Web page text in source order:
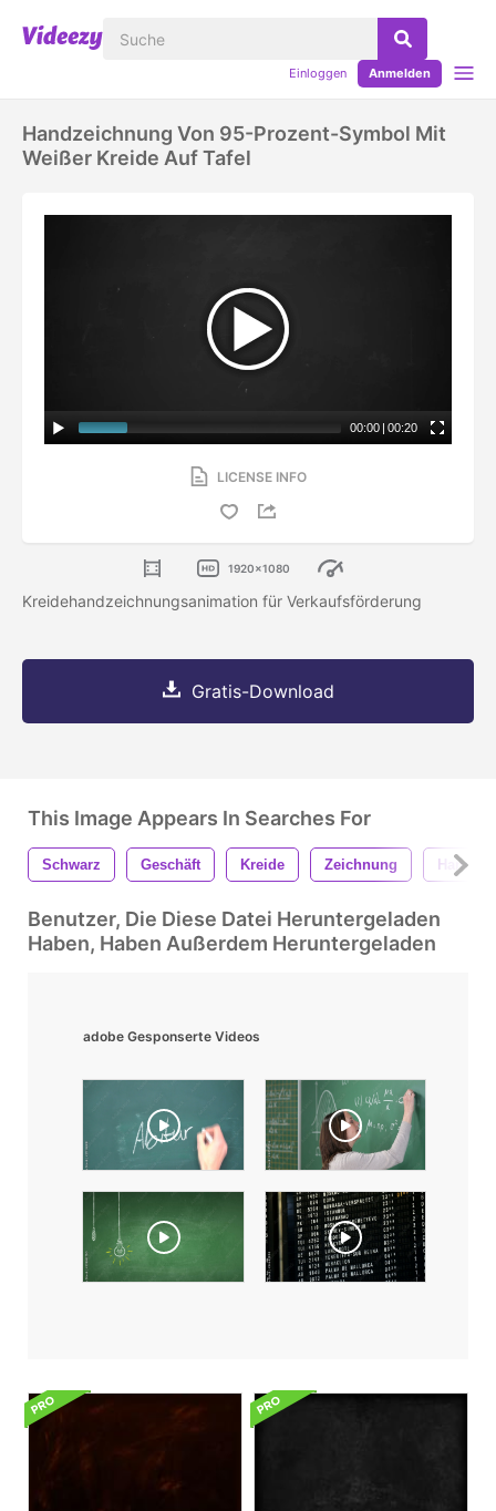
Einloggen Anmelden
Handzeichnung Von 95-Prozent-Symbol Mit
Weißer Kreide Auf Tafel
00:00 | 00:20
LICENSE INFO
1920x1080
Kreidehandzeichnungsanimation für Verkaufsförderung
Gratis-Download
This Image Appears In Searches For
Schwarz Geschäft Kreide Zeichnung
Benutzer, Die Diese Datei Heruntergeladen
Haben, Haben Außerdem Heruntergeladen
adobe Gesponserte Videos